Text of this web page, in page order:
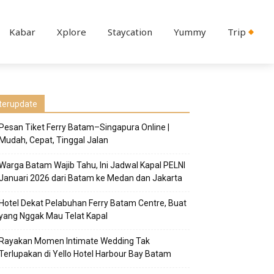
Kabar Xplore Staycation Yummy Trip
Tiket Ferry Batam–Singapura Online |
Cepat, Tinggal Jalan
Batam Wajib Tahu, Ini Jadwal Kapal PELNI
2026 dari Batam ke Medan dan Jakarta
Dekat Pelabuhan Ferry Batam Centre, Buat
Nggak Mau Telat Kapal
Momen Intimate Wedding Tak
di Yello Hotel Harbour Bay Batam